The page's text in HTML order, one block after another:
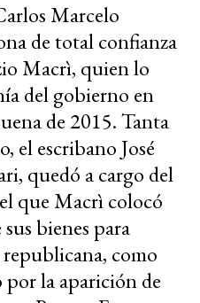
Marcelo
de total confianza
Macrì, quien lo
del gobierno en
de 2015. Tanta
el escribano José
quedó a cargo del
que Macrì colocó
bienes para
como
por la aparición de